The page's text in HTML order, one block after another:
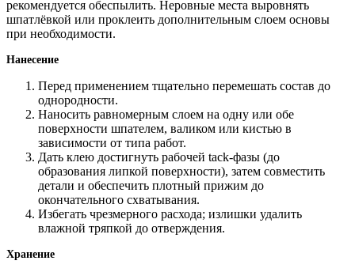
рекомендуется обеспылить. Неровные места выровнять
шпатлёвкой или проклеить дополнительным слоем основы
при необходимости.
Нанесение
Перед применением тщательно перемешать состав до
однородности.
Наносить равномерным слоем на одну или обе
поверхности шпателем, валиком или кистью в
зависимости от типа работ.
Дать клею достигнуть рабочей tack-фазы (до
образования липкой поверхности), затем совместить
детали и обеспечить плотный прижим до
окончательного схватывания.
Избегать чрезмерного расхода; излишки удалить
влажной тряпкой до отверждения.
Хранение